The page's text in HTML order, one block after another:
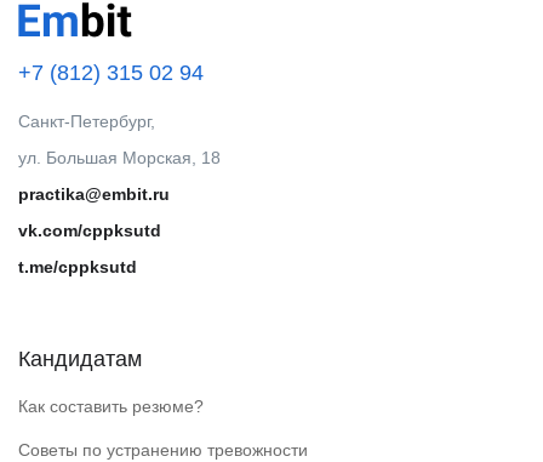
+7 (812) 315 02 94
Санкт-Петербург,
ул. Большая Морская, 18
practika@embit.ru
vk.com/cppksutd
t.me/cppksutd
Кандидатам
Как составить резюме?
Советы по устранению тревожности